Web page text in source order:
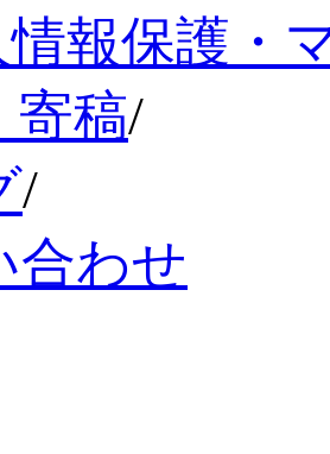
報保護・
寄稿/
/
合わせ